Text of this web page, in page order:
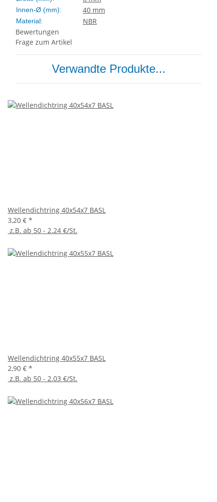
Innen-Ø (mm): 40 mm
Material:
NBR
Bewertungen
Frage zum Artikel
Verwandte Produkte...
Wellendichtring 40x54x7 BASL
3,20 € *
z.B. ab 50 - 2.24 €/St.
Wellendichtring 40x55x7 BASL
2,90 € *
z.B. ab 50 - 2.03 €/St.